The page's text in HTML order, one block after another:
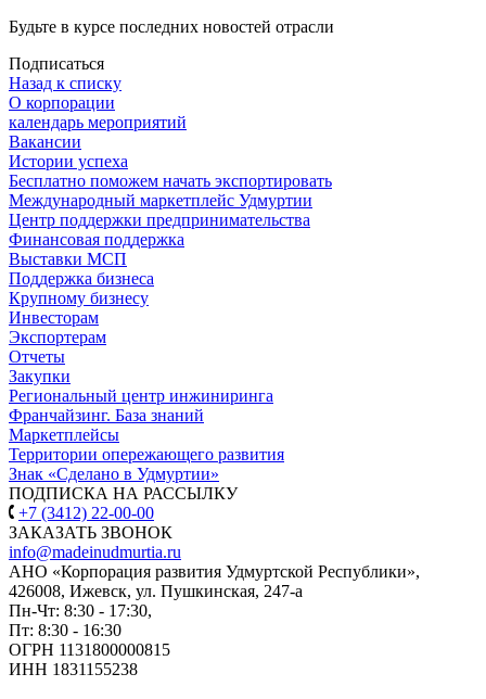
Будьте в курсе последних новостей отрасли
Подписаться
Назад к списку
О корпорации
календарь мероприятий
Вакансии
Истории успеха
Бесплатно поможем начать экспортировать
Международный маркетплейс Удмуртии
Центр поддержки предпринимательства
Финансовая поддержка
Выставки МСП
Поддержка бизнеса
Крупному бизнесу
Инвесторам
Экспортерам
Отчеты
Закупки
Региональный центр инжиниринга
Франчайзинг. База знаний
Маркетплейсы
Территории опережающего развития
Знак «Сделано в Удмуртии»
ПОДПИСКА НА РАССЫЛКУ
+7 (3412) 22-00-00
ЗАКАЗАТЬ ЗВОНОК
info@madeinudmurtia.ru
АНО «Корпорация развития Удмуртской Республики»,
426008, Ижевск, ул. Пушкинская, 247-а
Пн-Чт: 8:30 - 17:30,
Пт: 8:30 - 16:30
ОГРН 1131800000815
ИНН 1831155238